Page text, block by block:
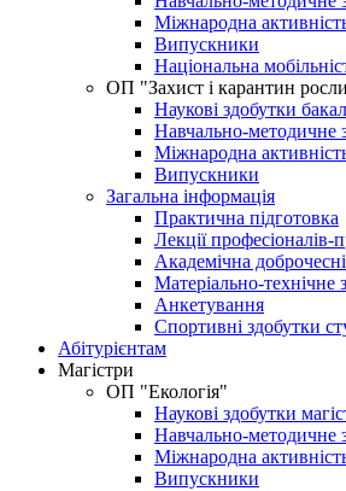
Міжнародна
Випускники
Національна
OП "Захист і карантин
Наукові здобутки
Навчально-методичне
Міжнародна
Випускники
Загальна інформація
Практична підготовка
Лекції професіоналів-
Академічна
Матеріально-технічне
Анкетування
Спортивні здобутки
Абітурієнтам
Магістри
ОП "Екологія"
Наукові здобутки
Навчально-методичне
Міжнародна
Випускники